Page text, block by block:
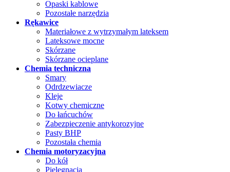
Opaski kablowe
Pozostałe narzędzia
Rękawice
Materiałowe z wytrzymałym lateksem
Lateksowe mocne
Skórzane
Skórzane ocieplane
Chemia techniczna
Smary
Odrdzewiacze
Kleje
Kotwy chemiczne
Do łańcuchów
Zabezpieczenie antykorozyjne
Pasty BHP
Pozostała chemia
Chemia motoryzacyjna
Do kół
Pielęgnacja